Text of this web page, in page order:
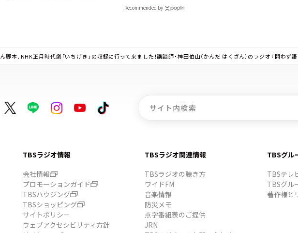
Recommended by
脚本、NHK正月時代劇「いちげき」の収録に行って来ました！講談師・神田伯山（かんだ はくざん）のラジオ『問わず
TBSラジオ情報
会社情報
プロモーションガイド
TBSハウジング
TBSショッピング
サイトポリシー
ウェブアクセシビリティ方針
TBSラジオ関連情報
TBSラジオの聴き方
ワイドFM
音楽情報
防災メモ
点字番組表のご提供
JRN
TBSグル
TBSテレ
TBSグル
著作権と